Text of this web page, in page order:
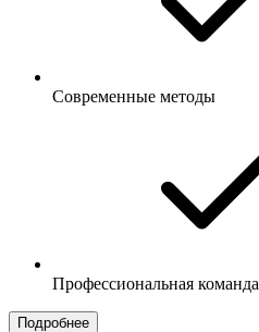
Современные методы
Профессиональная команда
Подробнее